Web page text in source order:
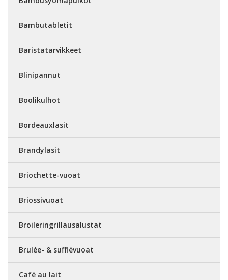
Bambutabletit
Baristatarvikkeet
Blinipannut
Boolikulhot
Bordeauxlasit
Brandylasit
Briochette-vuoat
Briossivuoat
Broileringrillausalustat
Brulée- & sufflévuoat
Café au lait